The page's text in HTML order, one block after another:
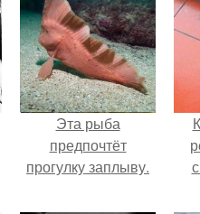
Эта рыба
предпочтёт
прогулку заплыву.